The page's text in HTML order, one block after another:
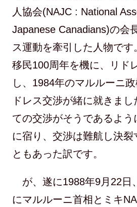
人協会(NAJC : National
Japanese Canadians)の会
ス運動を牽引した人物で
移民100周年を機に、リド
し、1984年のマルルーニ
ドレス交渉が緒に就きま
ての交渉がそうであるよう
に宿り、交渉は難航し決裂
ともあった訳です。
が、遂に1988年9月22日
にマルルーニ首相とミキ